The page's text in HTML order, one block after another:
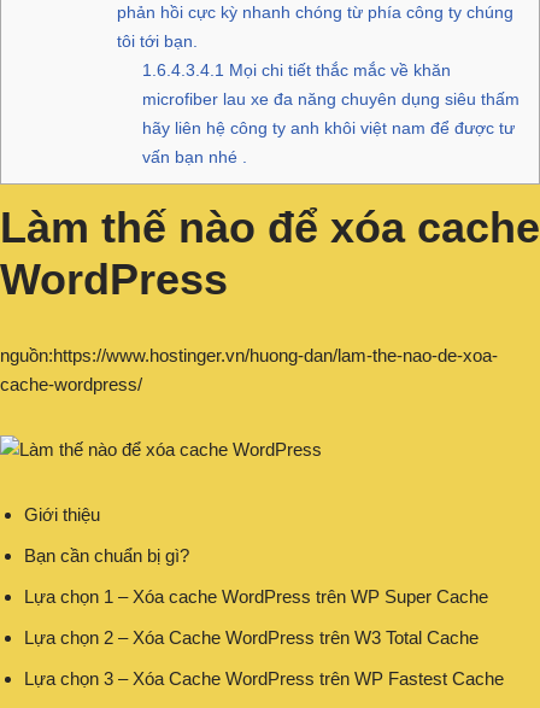
phản hồi cực kỳ nhanh chóng từ phía công ty chúng
tôi tới bạn.
1.6.4.3.4.1 Mọi chi tiết thắc mắc về khăn
microfiber lau xe đa năng chuyên dụng siêu thấm
hãy liên hệ công ty anh khôi việt nam để được tư
vấn bạn nhé .
Làm thế nào để xóa cache
WordPress
nguồn:https://www.hostinger.vn/huong-dan/lam-the-nao-de-xoa-
cache-wordpress/
Giới thiệu
Bạn cần chuẩn bị gì?
Lựa chọn 1 – Xóa cache WordPress trên WP Super Cache
Lựa chọn 2 – Xóa Cache WordPress trên W3 Total Cache
Lựa chọn 3 – Xóa Cache WordPress trên WP Fastest Cache